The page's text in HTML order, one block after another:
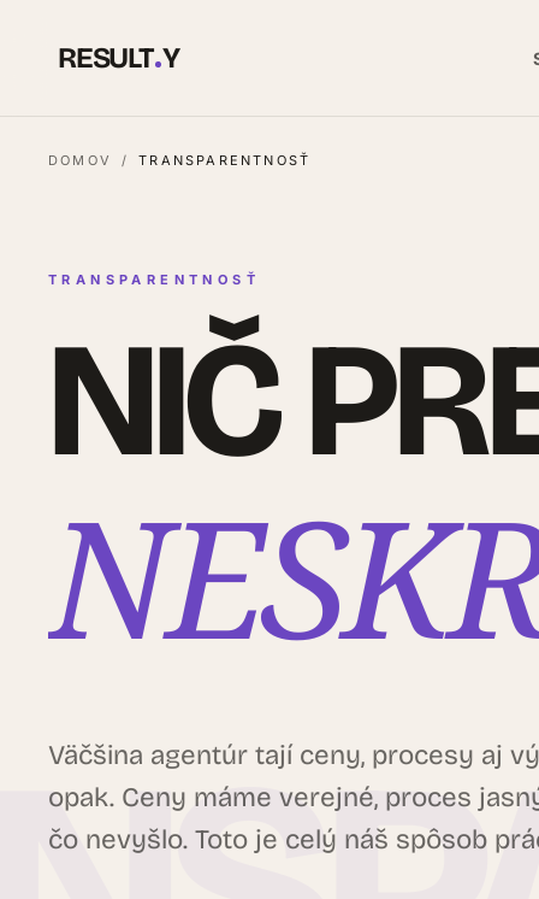
RESULT Y
DOMOV / TRANSPARENTNOSŤ
TRANSPARENTNOSŤ
NIČ
Väčšina agentúr tají ceny, procesy aj
opak. Ceny máme verejné, proces
čo nevyšlo. Toto je celý náš spôsob